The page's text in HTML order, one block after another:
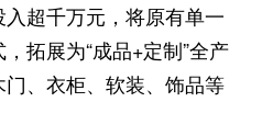
超千万元，将原有单一
拓展为“成品+定制”全产
、衣柜、软装、饰品等